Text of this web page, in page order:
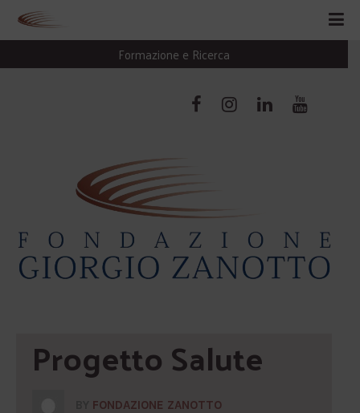
Formazione e Ricerca
Progetto Salute
FONDAZIONE ZANOTTO